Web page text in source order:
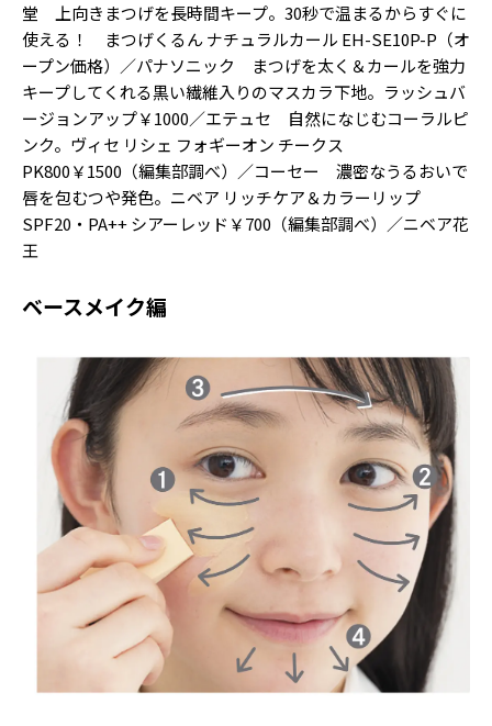
堂 上向きまつげを長時間キープ。30秒で温まるからすぐに
使える！ まつげくるん ナチュラルカール EH-SE10P-P（オ
ープン価格）／パナソニック まつげを太く＆カールを強力
キープしてくれる黒い繊維入りのマスカラ下地。ラッシュバ
ージョンアップ￥1000／エテュセ 自然になじむコーラルピ
ンク。ヴィセ リシェ フォギーオン チークス
PK800￥1500（編集部調べ）／コーセー 濃密なうるおいで
唇を包むつや発色。ニベア リッチケア＆カラーリップ
SPF20・PA++ シアーレッド￥700（編集部調べ）／ニベア花
王
ベースメイク編